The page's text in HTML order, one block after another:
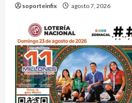
soporteinfix agosto 7, 2026